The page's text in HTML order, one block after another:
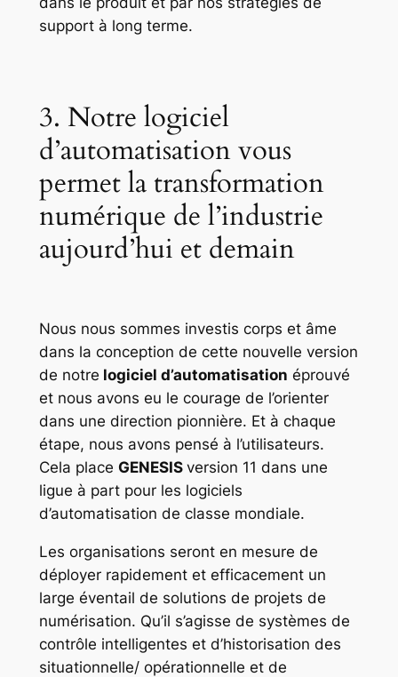
support à long terme.
3. Notre logiciel
d’automatisation vous
permet la transformation
numérique de l’industrie
aujourd’hui et demain
Nous nous sommes investis corps et âme
dans la conception de cette nouvelle version
de notre logiciel d’automatisation éprouvé
et nous avons eu le courage de l’orienter
dans une direction pionnière. Et à chaque
étape, nous avons pensé à l’utilisateurs.
Cela place GENESIS version 11 dans une
ligue à part pour les logiciels
d’automatisation de classe mondiale.
Les organisations seront en mesure de
déployer rapidement et efficacement un
large éventail de solutions de projets de
numérisation. Qu’il s’agisse de systèmes de
contrôle intelligentes et d’historisation des
situationnelle/ opérationnelle et de